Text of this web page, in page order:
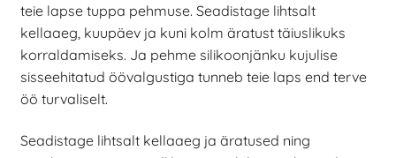
teie lapse tuppa pehmuse. Seadistage lihtsalt
kellaaeg, kuupäev ja kuni kolm äratust täiuslikuks
korraldamiseks. Ja pehme silikoonjänku kujulise
sisseehitatud öövalgustiga tunneb teie laps end terve
öö turvaliselt.
Seadistage lihtsalt kellaaeg ja äratused ning